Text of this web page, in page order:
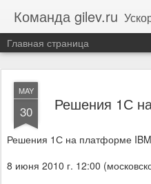
Команда gilev.ru Ускорение
Главная страница
MAY
30 Решения 1С
Решения 1С на платформе
8 июня 2010 г. 12:00